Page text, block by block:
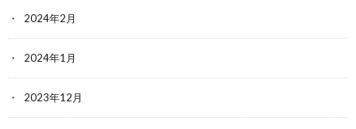
2024年2月
2024年1月
2023年12月